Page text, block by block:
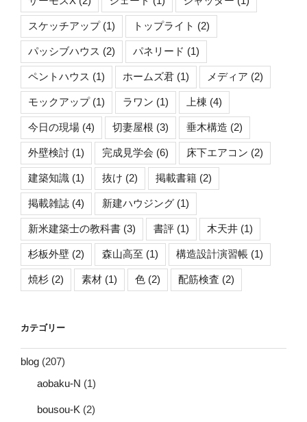
スケッチアップ(1) トップライト (2)
パッシブハウス (2) パネリード (1)
ペントハウス (1) ホームズ君 (1) メディア (2)
モックアップ(1) ラワン (1) 上棟 (4)
今日の現場 (4) 切妻屋根 (3) 垂木構造 (2)
外壁検討 (1) 完成見学会 (6) 床下エアコン (2)
建築知識 (1) 抜け (2) 掲載書籍 (2)
掲載雑誌 (4) 新建ハウジング (1)
新米建築士の教科書 (3) 書評 (1) 木天井 (1)
杉板外壁 (2) 森山高至 (1) 構造設計演習帳 (1)
焼杉 (2) 素材 (1) 色 (2) 配筋検査 (2)
カテゴリー
blog (207)
aobaku-N (1)
bousou-K (2)